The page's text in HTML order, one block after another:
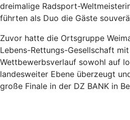
dreimalige Radsport-
führten als Duo die Gäste
Zuvor hatte die Ortsgruppe
Lebens-Rettungs-Gesellschaft
Wettbewerbsverlauf sowohl auf
landesweiter Ebene überzeugt
große Finale in der DZ BANK in